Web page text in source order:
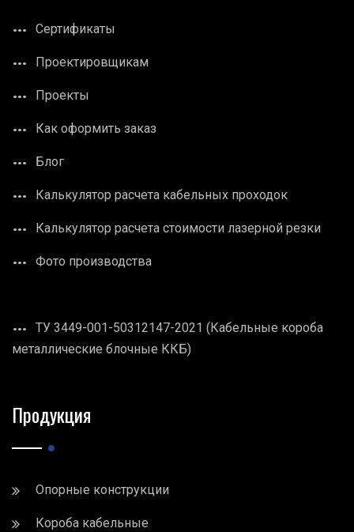
Сертификаты
Проектировщикам
Проекты
Как оформить заказ
Блог
Калькулятор расчета кабельных проходок
Калькулятор расчета стоимости лазерной резки
Фото производства
ТУ 3449-001-50312147-2021 (Кабельные короба
металлические блочные ККБ)
Продукция
Опорные конструкции
Короба кабельные